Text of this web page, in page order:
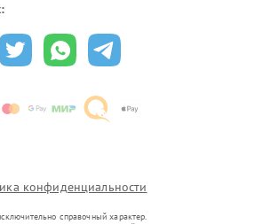
конфиденциальности
справочный характер.